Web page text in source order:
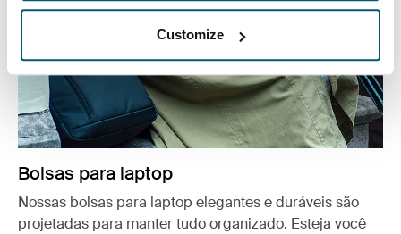
Customize
Bolsas para laptop
Nossas bolsas para laptop elegantes e duráveis são
projetadas para manter tudo organizado. Esteja você